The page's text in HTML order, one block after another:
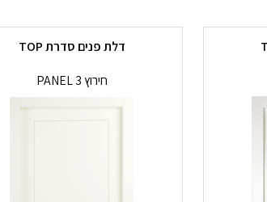
דלת פנים סדרת TOP
חירוץ 3 PANEL